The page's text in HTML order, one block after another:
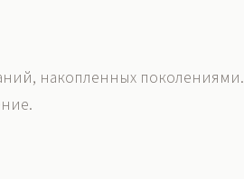
накопленных поколениями.